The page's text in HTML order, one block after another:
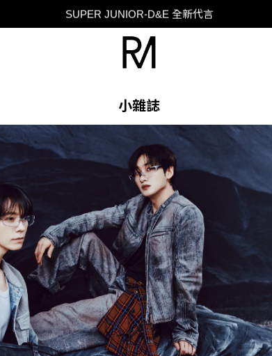
SUPER JUNIOR-D&E 全新代言
台灣限定 香膏禮盒隨贈限定香水小樣 贈完為止
SUPER JUNIOR-D&E 全新代言
小雜誌